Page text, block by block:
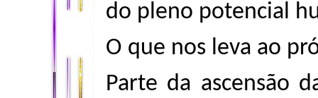
do pleno potencial
O que nos leva ao
Parte da ascensão